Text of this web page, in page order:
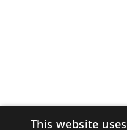
This website